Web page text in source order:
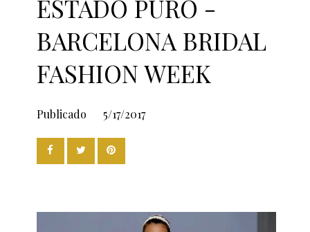
ESTADO PURO -
BARCELONA BRIDAL
FASHION WEEK
Publicado 5/17/2017